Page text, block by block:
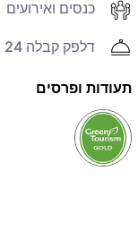
כנסים ואירועים
דלפק קבלה 24 שעות ביממה
תעודות ופרסים